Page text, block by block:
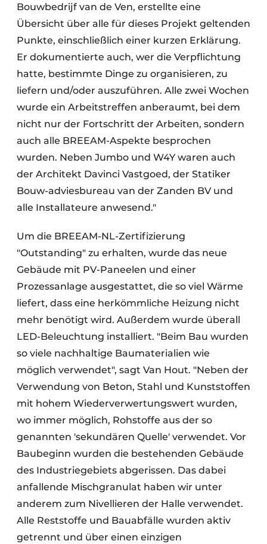
Bouwbedrijf van de Ven, erstellte eine
Übersicht über alle für dieses Projekt geltenden
Punkte, einschließlich einer kurzen Erklärung.
Er dokumentierte auch, wer die Verpflichtung
hatte, bestimmte Dinge zu organisieren, zu
liefern und/oder auszuführen. Alle zwei Wochen
wurde ein Arbeitstreffen anberaumt, bei dem
nicht nur der Fortschritt der Arbeiten, sondern
auch alle BREEAM-Aspekte besprochen
wurden. Neben Jumbo und W4Y waren auch
der Architekt Davinci Vastgoed, der Statiker
Bouw-adviesbureau van der Zanden BV und
alle Installateure anwesend."
Um die BREEAM-NL-Zertifizierung
"Outstanding" zu erhalten, wurde das neue
Gebäude mit PV-Paneelen und einer
Prozessanlage ausgestattet, die so viel Wärme
liefert, dass eine herkömmliche Heizung nicht
mehr benötigt wird. Außerdem wurde überall
LED-Beleuchtung installiert. "Beim Bau wurden
so viele nachhaltige Baumaterialien wie
möglich verwendet", sagt Van Hout. "Neben der
Verwendung von Beton, Stahl und Kunststoffen
mit hohem Wiederverwertungswert wurden,
wo immer möglich, Rohstoffe aus der so
genannten 'sekundären Quelle' verwendet. Vor
Baubeginn wurden die bestehenden Gebäude
des Industriegebiets abgerissen. Das dabei
anfallende Mischgranulat haben wir unter
anderem zum Nivellieren der Halle verwendet.
Alle Reststoffe und Bauabfälle wurden aktiv
getrennt und über einen einzigen